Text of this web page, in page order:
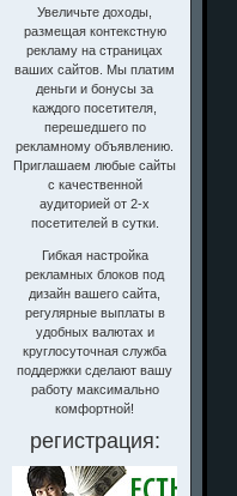
Увеличьте доходы,
размещая контекстную
рекламу на страницах
ваших сайтов. Мы платим
деньги и бонусы за
каждого посетителя,
перешедшего по
рекламному объявлению.
Приглашаем любые сайты
с качественной
аудиторией от 2-х
посетителей в сутки.
Гибкая настройка
рекламных блоков под
дизайн вашего сайта,
регулярные выплаты в
удобных валютах и
круглосуточная служба
поддержки сделают вашу
работу максимально
комфортной!
регистрация: